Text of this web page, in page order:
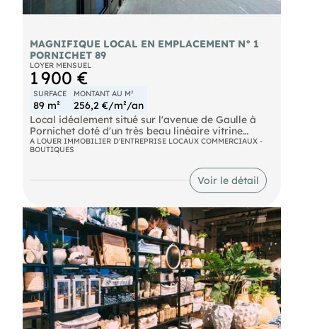
MAGNIFIQUE LOCAL EN EMPLACEMENT N° 1
PORNICHET 89
LOYER MENSUEL
1 900 €
SURFACE
89 m²
MONTANT AU M²
256,2 €/m²/an
Local idéalement situé sur l'avenue de Gaulle à
Pornichet doté d'un très beau linéaire vitrine
permettant véritablement de profiter d'une
excellente clarté.
Provision s/charges 95 € par mois à charge
Un bail notarié sera établit à charge preneur.
Bail tous commerces sauf nuisances olfactives et
sonores ( Bar, restaurant etc...)
Produit rare sur ce secteur avec une surface de 89
m2.
Honoraires Agence : 3800 € TTC à charge preneur.
Pour tous renseignements complémentaires, me
contacter, Mr au et par mail :
Réf : C 444
?????????????????????????????????????????????
A LOUER IMMOBILIER D'ENTREPRISE LOCAUX COMMERCIAUX -
BOUTIQUES
Voir le détail